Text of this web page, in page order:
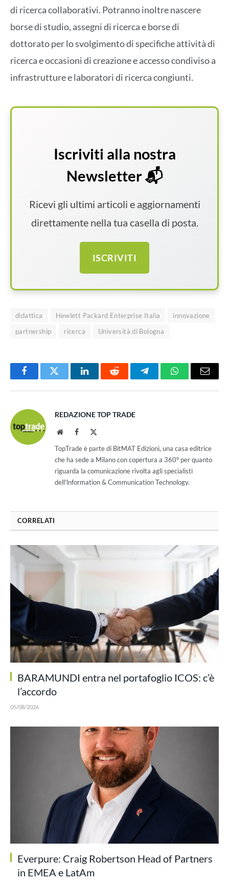
di ricerca collaborativi. Potranno inoltre nascere
borse di studio, assegni di ricerca e borse di
dottorato per lo svolgimento di specifiche attività di
ricerca e occasioni di creazione e accesso condiviso a
infrastrutture e laboratori di ricerca congiunti.
Iscriviti alla nostra
Newsletter 📬
Ricevi gli ultimi articoli e aggiornamenti
direttamente nella tua casella di posta.
ISCRIVITI
didattica Hewlett Packard Enterprise Italia
innovazione
partnership
ricerca Università di Bologna
FacebookTwitter LinkedInReddit TelegramWhatsAppEmail
REDAZIONE TOP TRADE
WebsiteFacebook
TopTrade è parte di BitMAT Edizioni, una casa editrice
che ha sede a Milano con copertura a 360° per quanto
riguarda la comunicazione rivolta agli specialisti
dell'lnformation & Communication Technology.
CORRELATI
BARAMUNDI entra nel portafoglio ICOS: c’è
l’accordo
05/08/2026
Everpure: Craig Robertson Head of Partners
in EMEA e LatAm